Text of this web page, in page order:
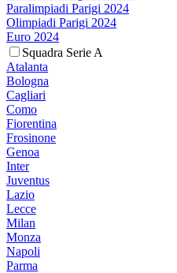
Paralimpiadi Parigi 2024
Olimpiadi Parigi 2024
Euro 2024
Squadra Serie A
Atalanta
Bologna
Cagliari
Como
Fiorentina
Frosinone
Genoa
Inter
Juventus
Lazio
Lecce
Milan
Monza
Napoli
Parma